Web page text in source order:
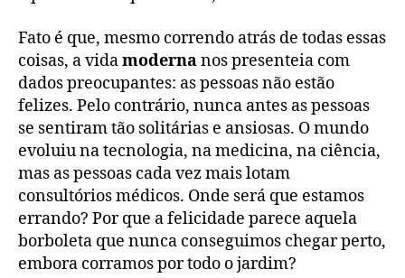
Fato é que, mesmo correndo atrás de todas essas
coisas, a vidamodernanos presenteia com
dados preocupantes: as pessoas não estão
felizes. Pelo contrário, nunca antes as pessoas
se sentiram tão solitárias e ansiosas. O mundo
evoluiu na tecnologia, na medicina, na ciência,
mas as pessoas cada vez mais lotam
consultórios médicos. Onde será que estamos
errando? Por que a felicidade parece aquela
borboleta que nunca conseguimos chegar perto,
embora corramos por todo o jardim?